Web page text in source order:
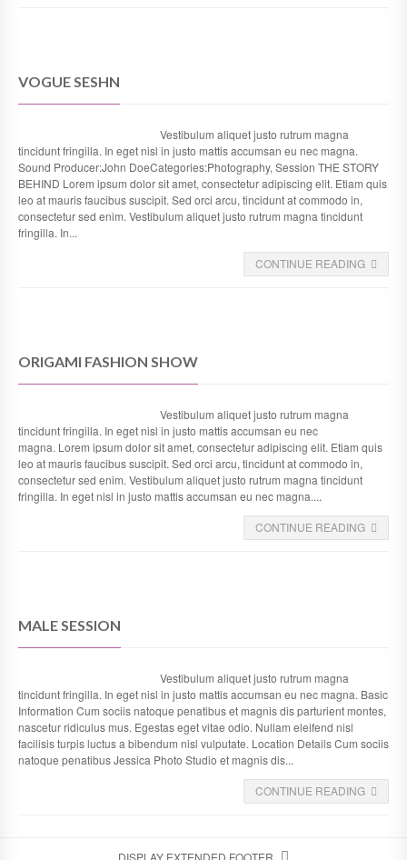
VOGUE SESHN
Vestibulum aliquet justo rutrum magna
tincidunt fringilla. In eget nisl in justo mattis accumsan eu nec magna.
Sound Producer:John DoeCategories:Photography, Session THE STORY
BEHIND Lorem ipsum dolor sit amet, consectetur adipiscing elit. Etiam quis
leo at mauris faucibus suscipit. Sed orci arcu, tincidunt at commodo in,
consectetur sed enim. Vestibulum aliquet justo rutrum magna tincidunt
fringilla. In...
CONTINUE READING
ORIGAMI FASHION SHOW
Vestibulum aliquet justo rutrum magna
tincidunt fringilla. In eget nisl in justo mattis accumsan eu nec
magna. Lorem ipsum dolor sit amet, consectetur adipiscing elit. Etiam quis
leo at mauris faucibus suscipit. Sed orci arcu, tincidunt at commodo in,
consectetur sed enim. Vestibulum aliquet justo rutrum magna tincidunt
fringilla. In eget nisl in justo mattis accumsan eu nec magna....
CONTINUE READING
MALE SESSION
Vestibulum aliquet justo rutrum magna
tincidunt fringilla. In eget nisl in justo mattis accumsan eu nec magna. Basic
Information Cum sociis natoque penatibus et magnis dis parturient montes,
nascetur ridiculus mus. Egestas eget vitae odio. Nullam eleifend nisl
facilisis turpis luctus a bibendum nisl vulputate. Location Details Cum sociis
natoque penatibus Jessica Photo Studio et magnis dis...
CONTINUE READING
DISPLAY EXTENDED FOOTER